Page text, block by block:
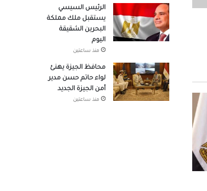
الرئيس السيسي
يستقبل ملك مملكة
البحرين الشقيقة
اليوم
منذ ساعتين
محافظ الجيزة يهنئ
لواء حاتم حسن مدير
أمن الجيزة الجديد
منذ ساعتين